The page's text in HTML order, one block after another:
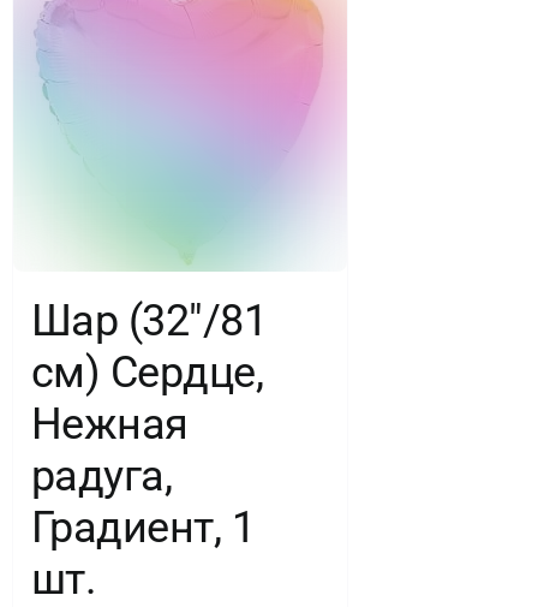
Шар (32″/81
см) Сердце,
Нежная
радуга,
Градиент, 1
шт.